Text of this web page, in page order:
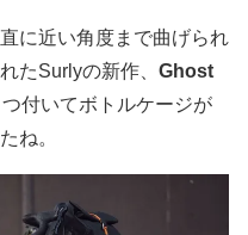
に近い角度まで曲げられ
たSurlyの新作、 Ghost
付いてボトルケージが
ね。